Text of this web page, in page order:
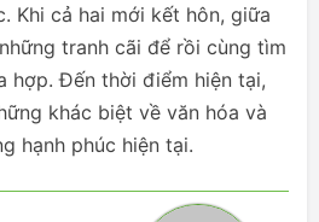
Khi cả hai mới kết hôn, giữa
tranh cãi để rồi cùng tìm
hợp. Đến thời điểm hiện tại,
khác biệt về văn hóa và
hạnh phúc hiện tại.